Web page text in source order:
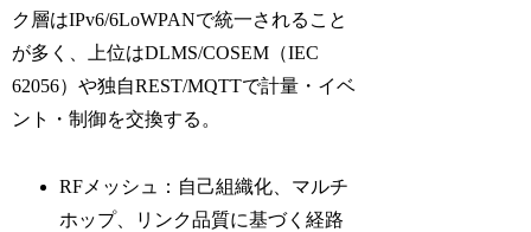
ク層はIPv6/6LoWPANで統一されること
が多く、上位はDLMS/COSEM（IEC
62056）や独自REST/MQTTで計量・イベ
ント・制御を交換する。
RFメッシュ：自己組織化、マルチ
ホップ、リンク品質に基づく経路